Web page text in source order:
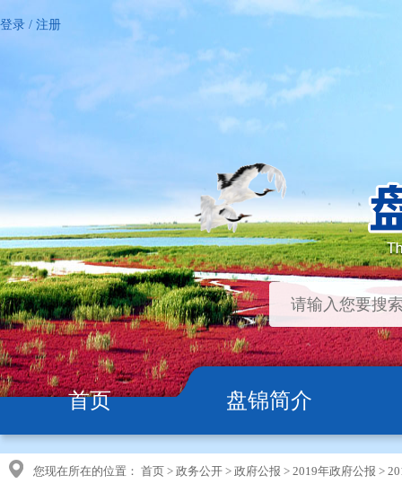
登录 / 注册
首页 盘锦简介
您现在所在的位置： 首页 > 政务公开 > 政府公报 > 2019年政府公报 >